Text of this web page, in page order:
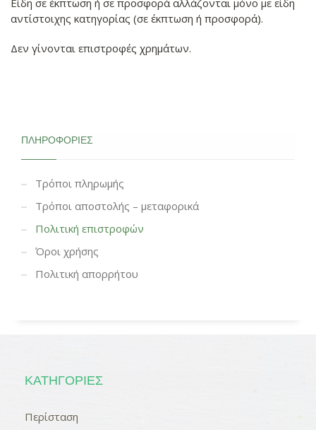
Είδη σε έκπτωση ή σε προσφορά αλλάζονται μόνο με είδη
αντίστοιχης κατηγορίας (σε έκπτωση ή προσφορά).
Δεν γίνονται επιστροφές χρημάτων.
ΠΛΗΡΟΦΟΡΊΕΣ
Τρόποι πληρωμής
Τρόποι αποστολής – μεταφορικά
Πολιτική επιστροφών
Όροι χρήσης
Πολιτική απορρήτου
ΚΑΤΗΓΟΡΊΕΣ
Περίσταση